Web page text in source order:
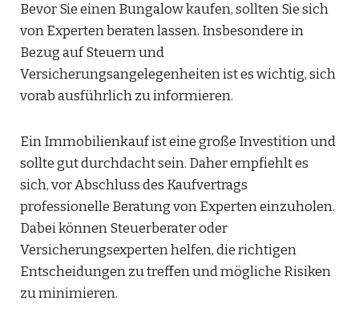
Bevor Sie einen Bungalow kaufen, sollten Sie sich
von Experten beraten lassen. Insbesondere in
Bezug auf Steuern und
Versicherungsangelegenheiten ist es wichtig, sich
vorab ausführlich zu informieren.
Ein Immobilienkauf ist eine große Investition und
sollte gut durchdacht sein. Daher empfiehlt es
sich, vor Abschluss des Kaufvertrags
professionelle Beratung von Experten einzuholen.
Dabei können Steuerberater oder
Versicherungsexperten helfen, die richtigen
Entscheidungen zu treffen und mögliche Risiken
zu minimieren.